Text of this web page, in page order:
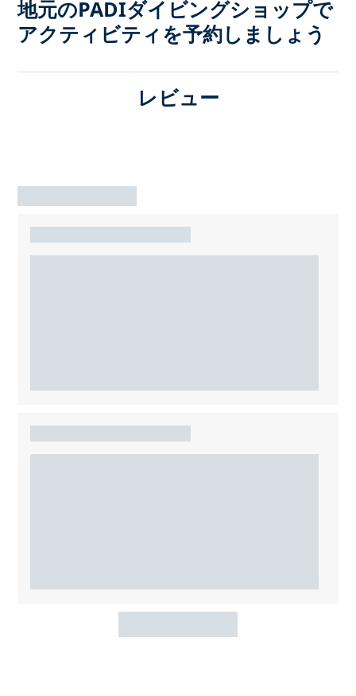
地元のPADIダイビングショップで
アクティビティを予約しましょう
レビュー